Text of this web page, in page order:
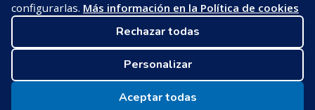
Política de privacidad
Política de cookies
Configurar cookies
configurarlas. Más información en la Política de cookies
Rechazar todas
Personalizar
Aceptar todas